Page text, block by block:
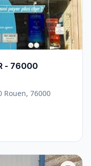
- 76000
Rouen, 76000